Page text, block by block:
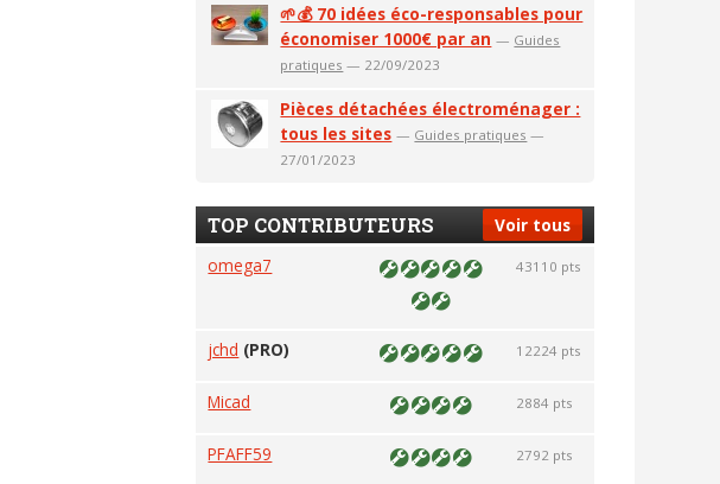
🌱💰 70 idées éco-responsables pour
économiser 1000€ par an — Guides
pratiques — 22/09/2023
Pièces détachées électroménager :
tous les sites — Guides pratiques —
27/01/2023
Voir tous
TOP CONTRIBUTEURS
omega7 43110 pts
jchd (PRO) 12224 pts
Micad 2884 pts
PFAFF59 2792 pts